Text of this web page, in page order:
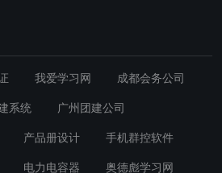
我爱学习网 成都会务公司
系统 广州团建公司
产品册设计 手机群控软件
电力电容器 奥德彪学习网